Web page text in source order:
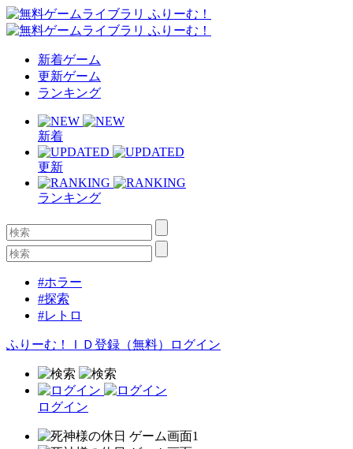
新着ゲーム
更新ゲーム
ランキング
新着
更新
ランキング
#ホラー
#探索
#レトロ
ふりーむ！ＩＤ登録（無料） ログイン
ログイン